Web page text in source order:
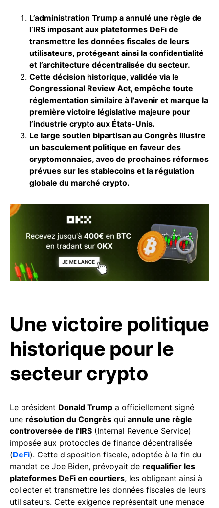
L’administration Trump a annulé une règle de
l’IRS imposant aux plateformes DeFi de
transmettre les données fiscales de leurs
utilisateurs, protégeant ainsi la confidentialité
et l’architecture décentralisée du secteur.
Cette décision historique, validée via le
Congressional Review Act, empêche toute
réglementation similaire à l’avenir et marque la
première victoire législative majeure pour
l’industrie crypto aux États-Unis.
Le large soutien bipartisan au Congrès illustre
un basculement politique en faveur des
cryptomonnaies, avec de prochaines réformes
prévues sur les stablecoins et la régulation
globale du marché crypto.
Une victoire politique
historique pour le
secteur crypto
Le président Donald Trump a officiellement signé
une résolution du Congrès qui annule une règle
controversée de l’IRS (Internal Revenue Service)
imposée aux protocoles de finance décentralisée
(DeFi). Cette disposition fiscale, adoptée à la fin du
mandat de Joe Biden, prévoyait de requalifier les
plateformes DeFi en courtiers, les obligeant ainsi à
collecter et transmettre les données fiscales de leurs
utilisateurs. Cette exigence représentait une menace